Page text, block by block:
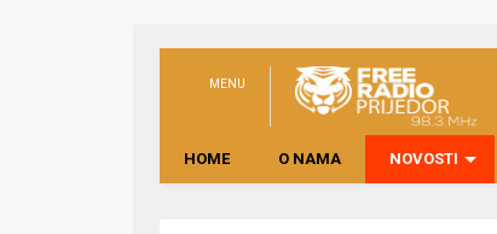
MENU
HOME O NAMA NOVOSTI